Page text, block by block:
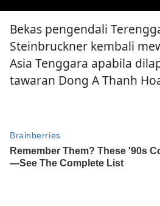
Bekas pengendali
Steinbruckner kembali
Asia Tenggara apabila
tawaran Dong A Thanh